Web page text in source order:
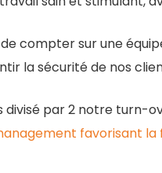
compter sur une
la sécurité de nos
divisé par 2 notre turn-
favorisant